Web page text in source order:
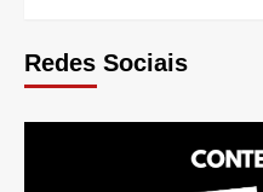
Redes Sociais